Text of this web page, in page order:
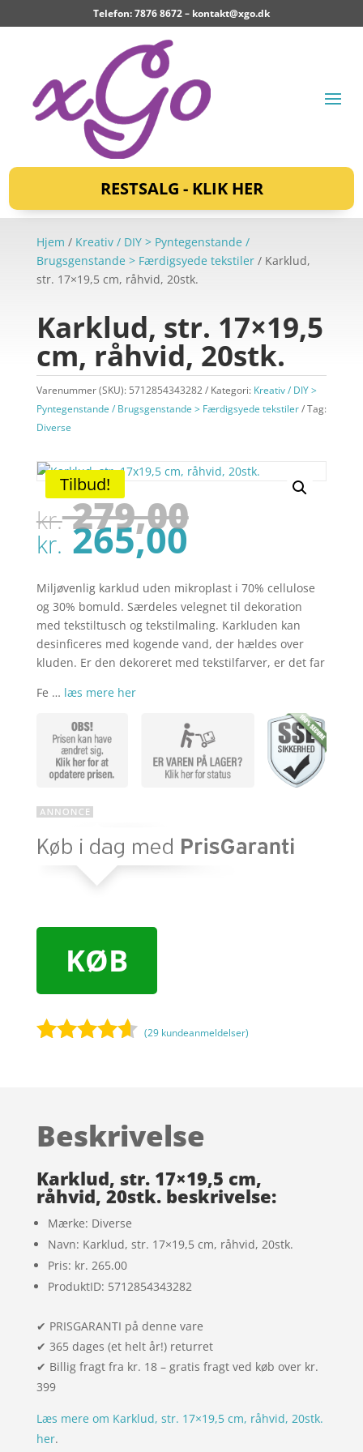
Telefon: 7876 8672 – kontakt@xgo.dk
RESTSALG - KLIK HER
Hjem / Kreativ / DIY > Pyntegenstande /
Brugsgenstande > Færdigsyede tekstiler/ Karklud,
str. 17×19,5 cm, råhvid, 20stk.
Karklud, str. 17×19,5
cm, råhvid, 20stk.
Varenummer (SKU): 5712854343282 Kategori: Kreativ / DIY >
Pyntegenstande / Brugsgenstande > Færdigsyede tekstiler
Tag:
Diverse
Tilbud!
kr.279,00Den
var:
kr.
kr.265,00Den
pris
er:
kr.
Miljøvenlig karklud uden mikroplast i 70% cellulose
og 30% bomuld. Særdeles velegnet til dekoration
med tekstiltusch og tekstilmaling. Karkluden kan
desinficeres med kogende vand, der hældes over
kluden. Er den dekoreret med tekstilfarver, er det far
Fe … læs mere her
KØB
på
mmelser
(29 kundeanmeldelser)
Beskrivelse
Karklud, str. 17×19,5 cm,
råhvid, 20stk. beskrivelse:
Mærke: Diverse
Navn: Karklud, str. 17×19,5 cm, råhvid, 20stk.
Pris: kr. 265.00
ProduktID: 5712854343282
✔ PRISGARANTI på denne vare
✔ 365 dages (et helt år!) returret
✔ Billig fragt fra kr. 18 – gratis fragt ved køb over kr.
399
Læs mere om Karklud, str. 17×19,5 cm, råhvid, 20stk.
her.